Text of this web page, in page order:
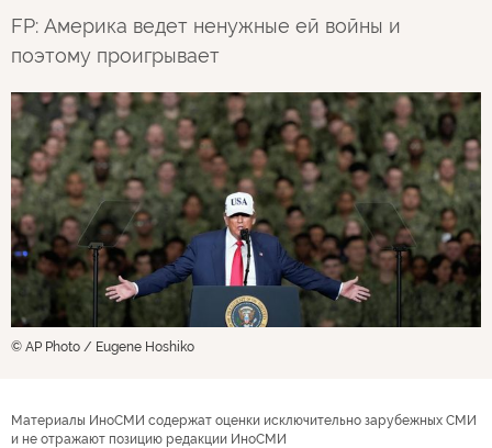
FP: Америка ведет ненужные ей войны и
поэтому проигрывает
© AP Photo / Eugene Hoshiko
Материалы ИноСМИ содержат оценки исключительно зарубежных СМИ
и не отражают позицию редакции ИноСМИ